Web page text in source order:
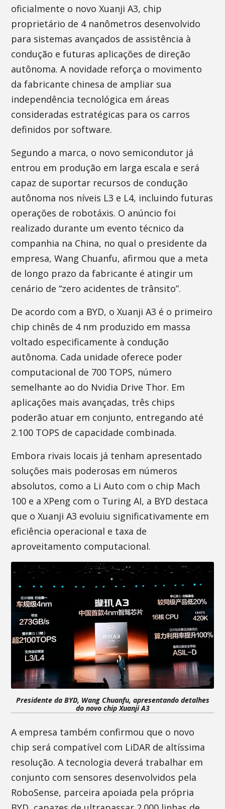
oficialmente o novo Xuanji A3, chip
proprietário de 4 nanômetros desenvolvido
para sistemas avançados de assistência à
condução e futuras aplicações de direção
autônoma. A novidade reforça o movimento
da fabricante chinesa de ampliar sua
independência tecnológica em áreas
consideradas estratégicas para os carros
definidos por software.
Segundo a marca, o novo semicondutor já
entrou em produção em larga escala e será
capaz de suportar recursos de condução
autônoma nos níveis L3 e L4, incluindo futuras
operações de robotáxis. O anúncio foi
realizado durante um evento técnico da
companhia na China, no qual o presidente da
empresa, Wang Chuanfu, afirmou que a meta
de longo prazo da fabricante é atingir um
cenário de “zero acidentes de trânsito”.
De acordo com a BYD, o Xuanji A3 é o primeiro
chip chinês de 4 nm produzido em massa
voltado especificamente à condução
autônoma. Cada unidade oferece poder
computacional de 700 TOPS, número
semelhante ao do Nvidia Drive Thor. Em
aplicações mais avançadas, três chips
poderão atuar em conjunto, entregando até
2.100 TOPS de capacidade combinada.
Embora rivais locais já tenham apresentado
soluções mais poderosas em números
absolutos, como a Li Auto com o chip Mach
100 e a XPeng com o Turing AI, a BYD destaca
que o Xuanji A3 evoluiu significativamente em
eficiência operacional e taxa de
aproveitamento computacional.
Presidente da BYD, Wang Chuanfu, apresentando detalhes
do novo chip Xuanji A3
A empresa também confirmou que o novo
chip será compatível com LiDAR de altíssima
resolução. A tecnologia deverá trabalhar em
conjunto com sensores desenvolvidos pela
RoboSense, parceira apoiada pela própria